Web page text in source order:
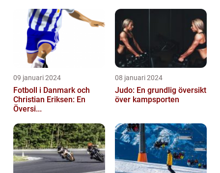
09 januari 2024
Fotboll i Danmark och
Christian Eriksen: En
Översi...
08 januari 2024
Judo: En grundlig översikt
över kampsporten